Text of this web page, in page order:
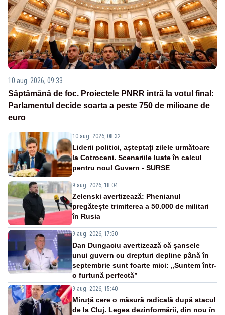
10 aug. 2026, 09:33
Săptămână de foc. Proiectele PNRR intră la votul final:
Parlamentul decide soarta a peste 750 de milioane de
euro
10 aug. 2026, 08:32
Liderii politici, așteptați zilele următoare
la Cotroceni. Scenariile luate în calcul
pentru noul Guvern - SURSE
9 aug. 2026, 18:04
Zelenski avertizează: Phenianul
pregătește trimiterea a 50.000 de militari
în Rusia
9 aug. 2026, 17:50
Dan Dungaciu avertizează că șansele
unui guvern cu drepturi depline până în
septembrie sunt foarte mici: „Suntem într-
o furtună perfectă”
9 aug. 2026, 15:40
Miruță cere o măsură radicală după atacul
de la Cluj. Legea dezinformării, din nou în